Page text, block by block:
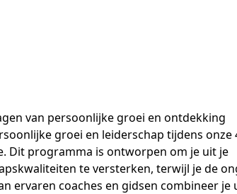
van persoonlijke groei en ontdekking
groei en leiderschap tijdens onze
Dit programma is ontworpen om je uit je
te versterken, terwijl je de
ervaren coaches en gidsen combineer je